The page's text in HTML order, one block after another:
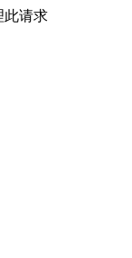
此请求